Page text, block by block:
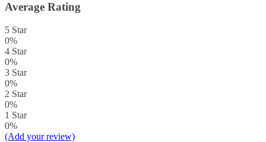
Average Rating
5 Star
0%
4 Star
0%
3 Star
0%
2 Star
0%
1 Star
0%
(Add your review)